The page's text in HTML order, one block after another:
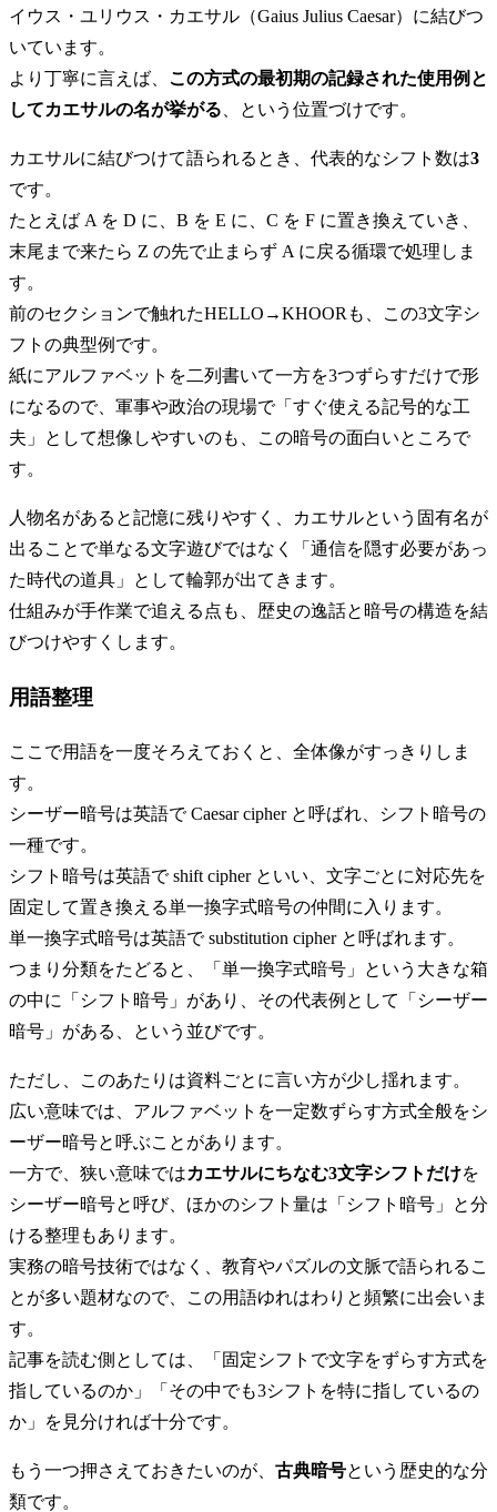
イウス・ユリウス・カエサル（Gaius Julius Caesar）に結びつ
いています。
より丁寧に言えば、 この方式の最初期の記録された使用例と
してカエサルの名が挙がる、という位置づけです。
カエサルに結びつけて語られるとき、代表的なシフト数は3
です。
たとえば A を D に、B を E に、C を F に置き換えていき、
末尾まで来たら Z の先で止まらず A に戻る循環で処理しま
す。
前のセクションで触れたHELLO→KHOORも、この3文字シ
フトの典型例です。
紙にアルファベットを二列書いて一方を3つずらすだけで形
になるので、軍事や政治の現場で「すぐ使える記号的な工
夫」として想像しやすいのも、この暗号の面白いところで
す。
人物名があると記憶に残りやすく、カエサルという固有名が
出ることで単なる文字遊びではなく「通信を隠す必要があっ
た時代の道具」として輪郭が出てきます。
仕組みが手作業で追える点も、歴史の逸話と暗号の構造を結
びつけやすくします。
用語整理
ここで用語を一度そろえておくと、全体像がすっきりしま
す。
シーザー暗号は英語で Caesar cipher と呼ばれ、シフト暗号の
一種です。
シフト暗号は英語で shift cipher といい、文字ごとに対応先を
固定して置き換える単一換字式暗号の仲間に入ります。
単一換字式暗号は英語で substitution cipher と呼ばれます。
つまり分類をたどると、「単一換字式暗号」という大きな箱
の中に「シフト暗号」があり、その代表例として「シーザー
暗号」がある、という並びです。
ただし、このあたりは資料ごとに言い方が少し揺れます。
広い意味では、アルファベットを一定数ずらす方式全般をシ
ーザー暗号と呼ぶことがあります。
一方で、狭い意味ではカエサルにちなむ3文字シフトだけを
シーザー暗号と呼び、ほかのシフト量は「シフト暗号」と分
ける整理もあります。
実務の暗号技術ではなく、教育やパズルの文脈で語られるこ
とが多い題材なので、この用語ゆれはわりと頻繁に出会いま
す。
記事を読む側としては、「固定シフトで文字をずらす方式を
指しているのか」「その中でも3シフトを特に指しているの
か」を見分ければ十分です。
もう一つ押さえておきたいのが、 古典暗号という歴史的な分
類です。